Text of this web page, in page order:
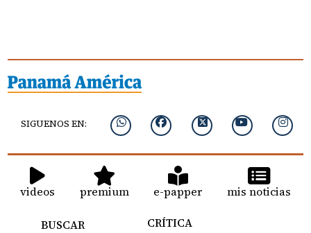
SIGUENOS EN:
videos premium e-papper mis noticias
BUSCAR
CRÍTICA